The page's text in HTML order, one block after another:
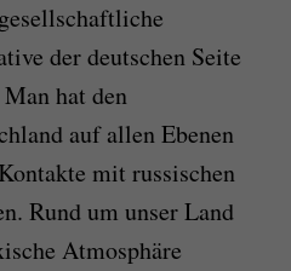
der deutschen Seite
hat den
auf allen Ebenen
mit russischen
Rund um unser Land
Atmosphäre